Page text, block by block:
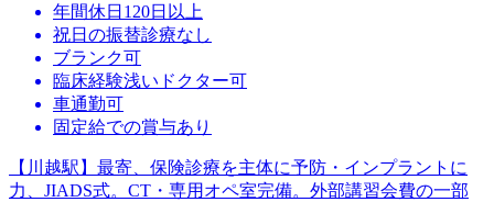
年間休日120日以上
祝日の振替診療なし
ブランク可
臨床経験浅いドクター可
車通勤可
固定給での賞与あり
【川越駅】最寄、保険診療を主体に予防・インプラントに
力、JIADS式。CT・専用オペ室完備。外部講習会費の一部